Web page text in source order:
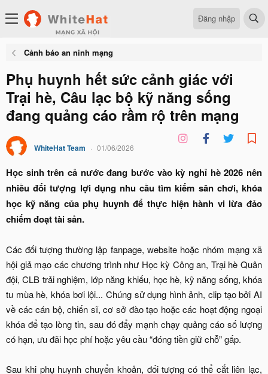
Đăng nhập
Cảnh báo an ninh mạng
Phụ huynh hết sức cảnh giác với
Trại hè, Câu lạc bộ kỹ năng sống
đang quảng cáo rầm rộ trên mạng
WhiteHat Team 01/06/2026
Học sinh trên cả nước đang bước vào kỳ nghỉ hè 2026 nên
nhiều đối tượng lợi dụng nhu cầu tìm kiếm sân chơi, khóa
học kỹ năng của phụ huynh để thực hiện hành vi lừa đảo
chiếm đoạt tài sản.
Các đối tượng thường lập fanpage, website hoặc nhóm mạng xã
hội giả mạo các chương trình như Học kỳ Công an, Trại hè Quân
đội, CLB trải nghiệm, lớp năng khiếu, học hè, kỹ năng sống, khóa
tu mùa hè, khóa bơi lội... Chúng sử dụng hình ảnh, clip tạo bởi AI
về các cán bộ, chiến sĩ, cơ sở đào tạo hoặc các hoạt động ngoại
khóa để tạo lòng tin, sau đó đẩy mạnh chạy quảng cáo số lượng
có hạn, ưu đãi học phí hoặc yêu cầu “đóng tiền giữ chỗ” gấp.
Sau khi phụ huynh chuyển khoản, đối tượng có thể cắt liên lạc,